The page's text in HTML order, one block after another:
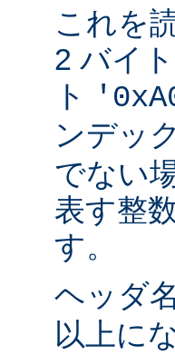
これを
2 バイ
ト
ンデッ
でない
表す整
す。
ヘッダ
以上に